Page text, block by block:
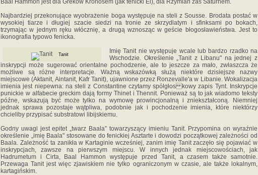
Baal Hammon jest dla Greków Kronosem (jak fenicki El), dla Rzymian zaś Saturnem.
Najbardziej przekonujące wyobrażenie boga występuje na steli z Sousse. Brodata postać w
wysokiej tiarze i długiej szacie siedzi na tronie ze skrzydlatym i sfinksami po bokach,
trzymając w jednym ręku włócznię, a drugą wznosząc w geście błogosła­wieństwa. Jest to
ikonografia typowo fenicka.
Tanit
Imię Tanit nie występuje wcale lub bardzo rzadko na
Wscho­dzie. Określenie „Tanit z Libanu" na jednej z
inskrypcji może sugerować orientalne pochodzenie, ale to jeszcze za mało, zwłaszcza że
możliwe są różne interpretacje. Ważną wskazówką służą niektóre dzisiejsze nazwy
miejscowe (Aktanit, Aintanit, Kafr Tanit), ujawnione przez Ronzevalle'a w Libanie. Wokalizacja
imienia jest niepewna: na steli z Constantine czytamy spółgłos­ kowy zapis Tynt. Inskrypcje
punickie w alfabecie greckim dają formy Thinet i Thennit. Ponieważ są to jak wiadomo teksty
póź­ne, wskazują być może tylko na wymowę prowincjonalną i znie­kształconą. Niemniej
jednak sprawa pozostaje wątpliwa, podob­nie jak i pochodzenie imienia, które niektórzy
chcieliby przypisać substratowi libijskiemu.
Godny uwagi jest epitet „twarz Baala” towarzyszący imieniu Tanit. Przypomina on wyraźnie
określenie „imię Baala" stosowa­ne do fenickiej Asztarte i dowodzi początkowej zależności od
Baala. Zależność ta zanikła w Kartaginie wcześniej, zanim imię Tanit zaczęło się pojawiać w
inskrypcjach, zawsze na pierwszym miejscu. W innych jednak miejscowościach, jak
Hadrumetum i Cirta, Baal Hammon występuje przed Tanit, a czasem także samotnie.
Przewaga Tanit jest więc zjawiskiem nie tylko ograni­czonym w czasie, ale także lokalnym,
kartagińskim.